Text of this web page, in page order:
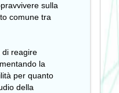
sulla
comune tra
di reagire
la
per quanto
della